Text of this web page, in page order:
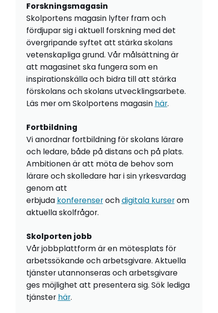
Forskningsmagasin
Skolportens magasin lyfter fram och
fördjupar sig i aktuell forskning med det
övergripande syftet att stärka skolans
vetenskapliga grund. Vår målsättning är
att magasinet ska fungera som en
inspirationskälla och bidra till att stärka
förskolans och skolans utvecklingsarbete.
Läs mer om Skolportens magasin här.
Fortbildning
Vi anordnar fortbildning för skolans lärare
och ledare, både på distans och på plats.
Ambitionen är att möta de behov som
lärare och skolledare har i sin yrkesvardag
genom att
erbjuda konferenserochdigitala kurserom
aktuella skolfrågor.
Skolporten jobb
Vår jobbplattform är en mötesplats för
arbetssökande och arbetsgivare. Aktuella
tjänster utannonseras och arbetsgivare
ges möjlighet att presentera sig. Sök lediga
tjänster här.